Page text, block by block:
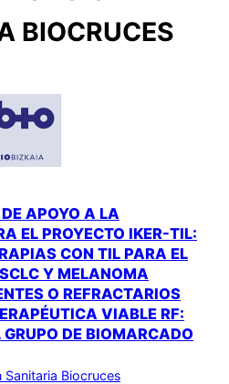
BIOCRUCES
APOYO A LA
EL PROYECTO IKER-TIL:
CON TIL PARA EL
Y MELANOMA
O REFRACTARIOS
VIABLE RF:
DE BIOMARCADO
Biocruces